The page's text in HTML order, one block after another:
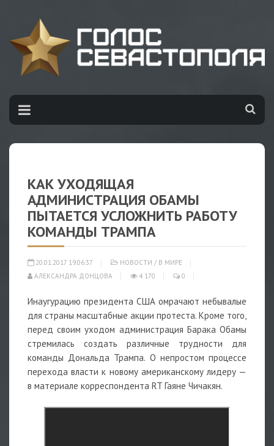
КАК УХОДЯЩАЯ
АДМИНИСТРАЦИЯ ОБАМЫ
ПЫТАЕТСЯ УСЛОЖНИТЬ РАБОТУ
КОМАНДЫ ТРАМПА
20.01.2017 19:06:37 НОВОСТИ / В МИРЕ
АЛЕКСАНДРА ДОНЦОВА
4 170 0
Инаугурацию президента США омрачают небывалые
для страны масштабные акции протеста. Кроме того,
перед своим уходом администрация Барака Обамы
стремилась создать различные трудности для
команды Дональда Трампа. О непростом процессе
перехода власти к новому американскому лидеру —
в материале корреспондента RT Гаяне Чичакян.